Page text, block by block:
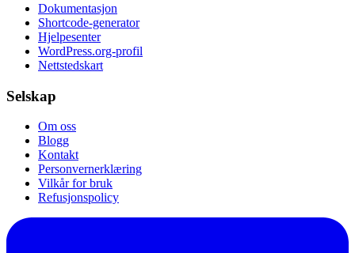
Dokumentasjon
Shortcode-generator
Hjelpesenter
WordPress.org-profil
Nettstedskart
Selskap
Om oss
Blogg
Kontakt
Personvernerklæring
Vilkår for bruk
Refusjonspolicy